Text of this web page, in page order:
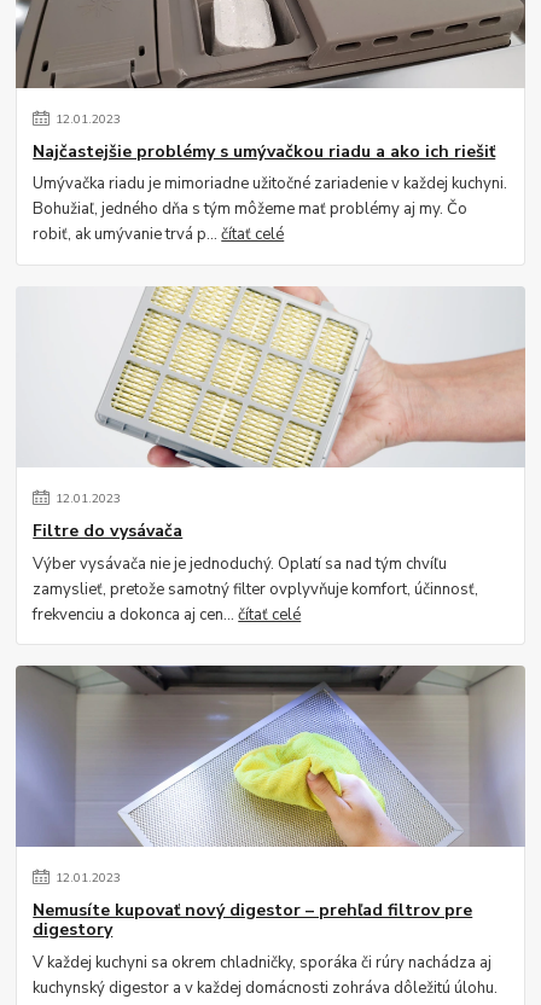
12.01.2023
Najčastejšie problémy s umývačkou riadu a ako ich riešiť
Umývačka riadu je mimoriadne užitočné zariadenie v každej kuchyni.
Bohužiaľ, jedného dňa s tým môžeme mať problémy aj my. Čo
robiť, ak umývanie trvá p...čítať celé
12.01.2023
Filtre do vysávača
Výber vysávača nie je jednoduchý. Oplatí sa nad tým chvíľu
zamyslieť, pretože samotný filter ovplyvňuje komfort, účinnosť,
frekvenciu a dokonca aj cen...čítať celé
12.01.2023
Nemusíte kupovať nový digestor – prehľad filtrov pre
digestory
V každej kuchyni sa okrem chladničky, sporáka či rúry nachádza aj
kuchynský digestor a v každej domácnosti zohráva dôležitú úlohu.